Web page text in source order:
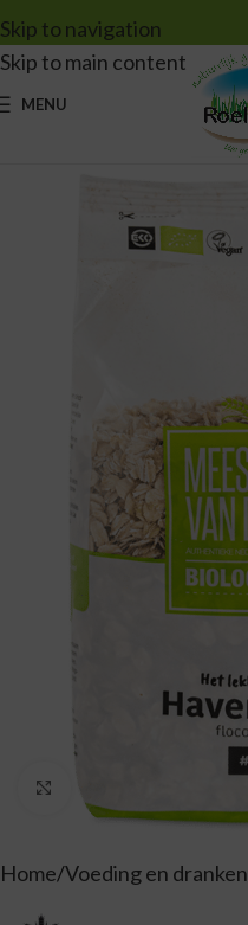
Skip to navigation
Skip to main content
MENU
Home Voeding en dranken